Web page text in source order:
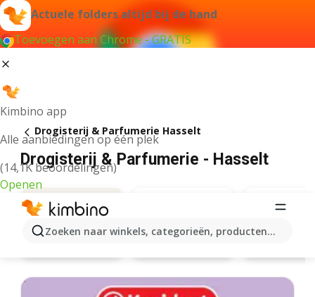
Actuele folders altijd bij de hand
Toevoegen aan Chrome - GRATIS
Kimbino app
Alle aanbiedingen op één plek
(14,1K beoordelingen)
Openen
Zoeken naar winkels, categorieën, producten...
Drogisterij & Parfumerie Hasselt
Drogisterij & Parfumerie - Hasselt
Kruidvat